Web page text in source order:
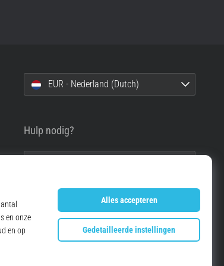
EUR - Nederland (Dutch)
Hulp nodig?